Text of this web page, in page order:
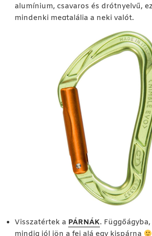
alumínium, csavaros és drótnyelvű,
mindenki megtalálja a neki valót.
Visszatértek a PÁRNÁK.